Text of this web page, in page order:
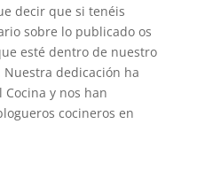
decir que si tenéis
sobre lo publicado os
esté dentro de nuestro
Nuestra dedicación ha
y nos han
cocineros en